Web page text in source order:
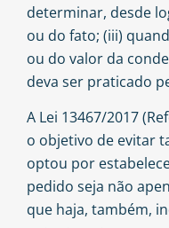
determinar, desde
ou do fato; (iii)
ou do valor da
deva ser praticado
A Lei 13467/2017
o objetivo de evitar
optou por
pedido seja não
que haja, também,